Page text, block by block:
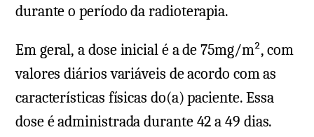
durante o período da radioterapia.
Em geral, a dose inicial é a de 75mg/m², com
valores diários variáveis de acordo com as
características físicas do(a) paciente. Essa
dose é administrada durante 42 a 49 dias.